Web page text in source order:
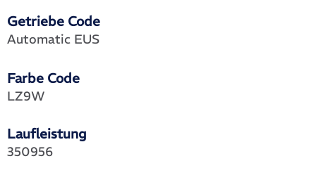
Getriebe Code
Automatic EUS
Farbe Code
Laufleistung
LZ9W
350956